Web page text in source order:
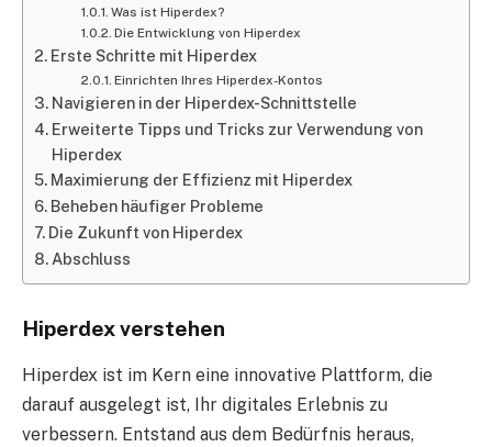
Was ist Hiperdex?
Die Entwicklung von Hiperdex
Erste Schritte mit Hiperdex
Einrichten Ihres Hiperdex-Kontos
Navigieren in der Hiperdex-Schnittstelle
Erweiterte Tipps und Tricks zur Verwendung von
Hiperdex
Maximierung der Effizienz mit Hiperdex
Beheben häufiger Probleme
Die Zukunft von Hiperdex
Abschluss
Hiperdex verstehen
Hiperdex ist im Kern eine innovative Plattform, die
darauf ausgelegt ist, Ihr digitales Erlebnis zu
verbessern. Entstand aus dem Bedürfnis heraus,